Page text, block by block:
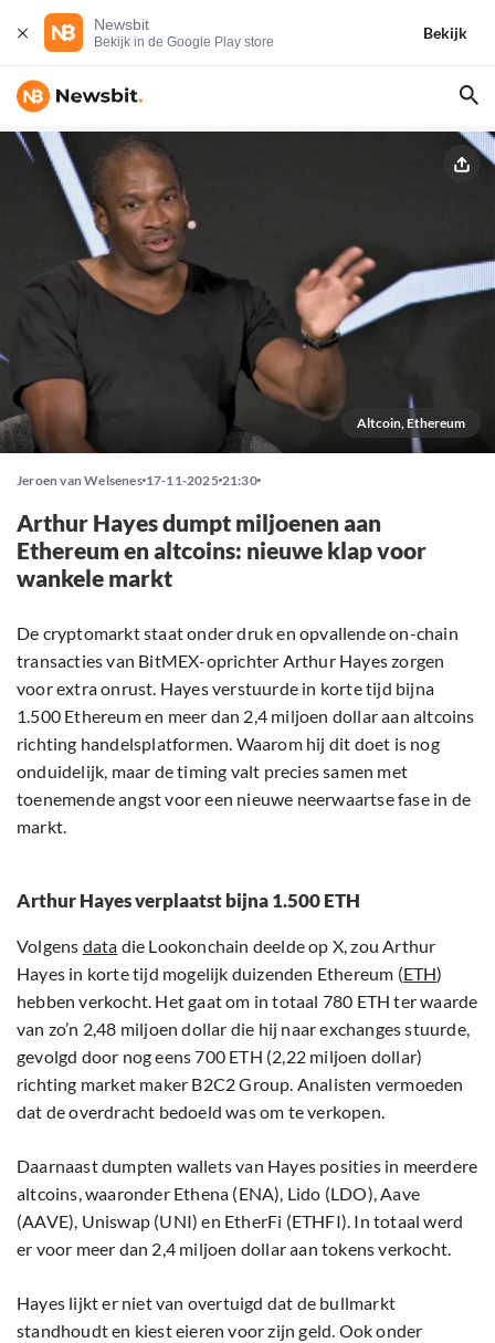
Newsbit
Bekijk in de Google Play store
Bekijk
Altcoin, Ethereum
Jeroen van Welsenes 17-11-2025 21:30
Arthur Hayes dumpt miljoenen aan
Ethereum en altcoins: nieuwe klap voor
wankele markt
De cryptomarkt staat onder druk en opvallende on-chain
transacties van BitMEX-oprichter Arthur Hayes zorgen
voor extra onrust. Hayes verstuurde in korte tijd bijna
1.500 Ethereum en meer dan 2,4 miljoen dollar aan altcoins
richting handelsplatformen. Waarom hij dit doet is nog
onduidelijk, maar de timing valt precies samen met
toenemende angst voor een nieuwe neerwaartse fase in de
markt.
Arthur Hayes verplaatst bijna 1.500 ETH
Volgens data die Lookonchain deelde op X, zou Arthur
Hayes in korte tijd mogelijk duizenden Ethereum (ETH)
hebben verkocht. Het gaat om in totaal 780 ETH ter waarde
van zo’n 2,48 miljoen dollar die hij naar exchanges stuurde,
gevolgd door nog eens 700 ETH (2,22 miljoen dollar)
richting market maker B2C2 Group. Analisten vermoeden
dat de overdracht bedoeld was om te verkopen.
Daarnaast dumpten wallets van Hayes posities in meerdere
altcoins, waaronder Ethena (ENA), Lido (LDO), Aave
(AAVE), Uniswap (UNI) en EtherFi (ETHFI). In totaal werd
er voor meer dan 2,4 miljoen dollar aan tokens verkocht.
Hayes lijkt er niet van overtuigd dat de bullmarkt
standhoudt en kiest eieren voor zijn geld. Ook onder